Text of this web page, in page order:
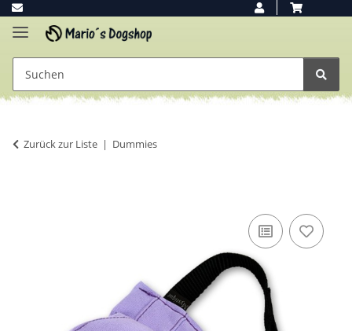
Zurück zur Liste Dummies